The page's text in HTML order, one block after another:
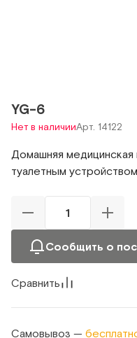
YG-6
Нет в наличииАрт. 14122
Домашняя медицинская
туалетным устройством
Сообщить о
Сравнить
Самовывоз —